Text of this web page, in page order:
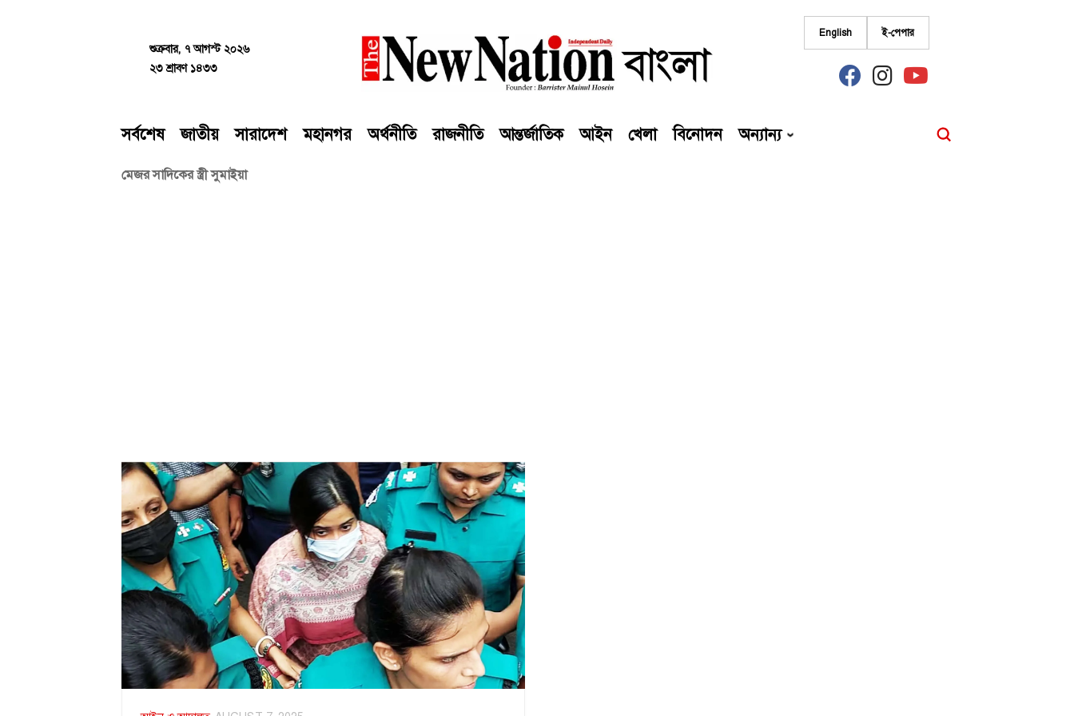
শুক্রবার, ৭ আগস্ট ২০২৬
২৩ শ্রাবণ ১৪৩৩
English ই-পেপার
fab
fa-
fab
fa-
fab
fa-
সর্বশেষ জাতীয় সারাদেশ মহানগর অর্থনীতি রাজনীতি আন্তর্জাতিক আইন খেলা বিনোদন অন্যান্য
মেজর সাদিকের স্ত্রী সুমাইয়া